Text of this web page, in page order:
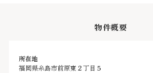
物件概要
所在地
福岡県糸島市前原東２丁目５